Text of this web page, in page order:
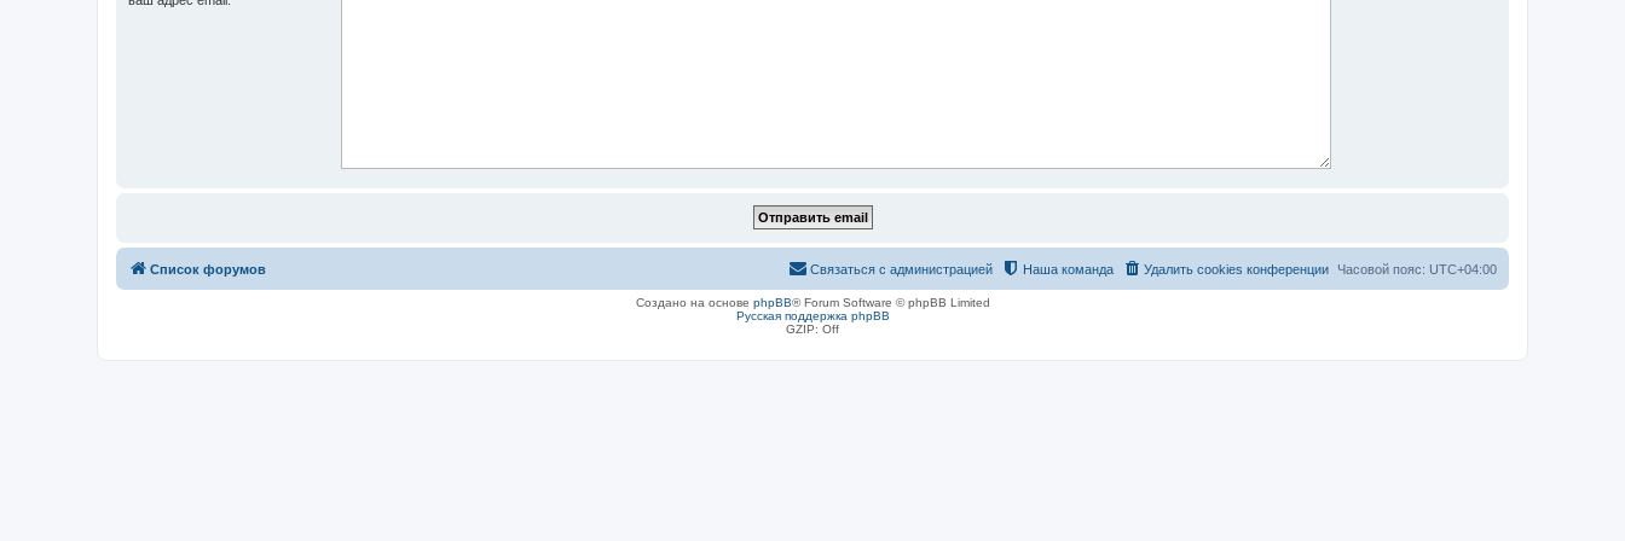
Список форумов Часовой пояс: UTC+04:00
Удалить cookies конференции
Наша команда
Связаться с администрацией
Создано на основе phpBB® Forum Software © phpBB Limited
Русская поддержка phpBB
GZIP: Off